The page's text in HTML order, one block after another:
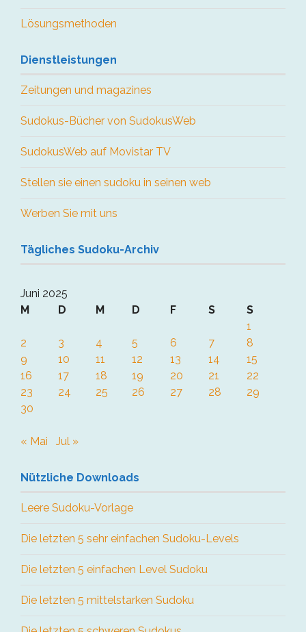
Lösungsmethoden
Dienstleistungen
Zeitungen und magazines
Sudokus-Bücher von SudokusWeb
SudokusWeb auf Movistar TV
Stellen sie einen sudoku in seinen web
Werben Sie mit uns
Tägliches Sudoku-Archiv
Juni 2025
M
D M D F S
S
1
2
3 4 5 6 7
8
9
10 11 12 13 14
15
16
17 18 19 20 21
22
23
24 25 26 27 28
29
30
« Mai Jul »
Nützliche Downloads
Leere Sudoku-Vorlage
Die letzten 5 sehr einfachen Sudoku-Levels
Die letzten 5 einfachen Level Sudoku
Die letzten 5 mittelstarken Sudoku